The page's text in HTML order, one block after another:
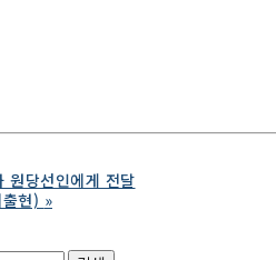
원당선인에게 전달
현) »